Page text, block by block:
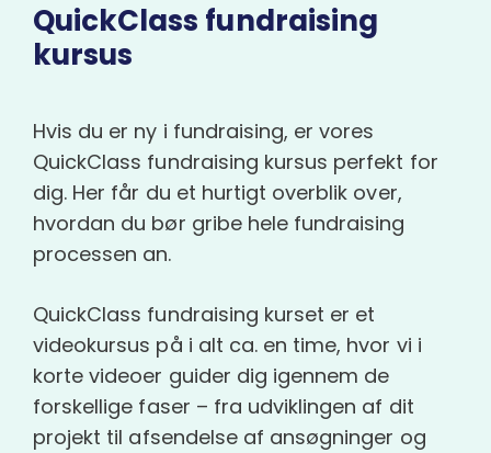
QuickClass fundraising
kursus
Hvis du er ny i fundraising, er vores
QuickClass fundraising kursus perfekt for
dig. Her får du et hurtigt overblik over,
hvordan du bør gribe hele fundraising
processen an.
QuickClass fundraising kurset er et
videokursus på i alt ca. en time, hvor vi i
korte videoer guider dig igennem de
forskellige faser – fra udviklingen af dit
projekt til afsendelse af ansøgninger og